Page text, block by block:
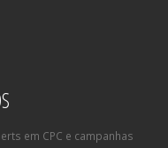
em CPC e campanhas